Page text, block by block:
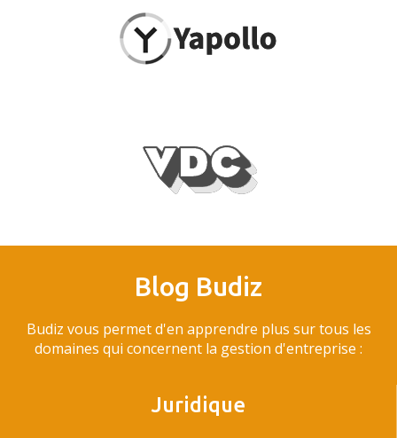
Blog Budiz
Budiz vous permet d'en apprendre plus sur tous les
domaines qui concernent la gestion d'entreprise :
Juridique